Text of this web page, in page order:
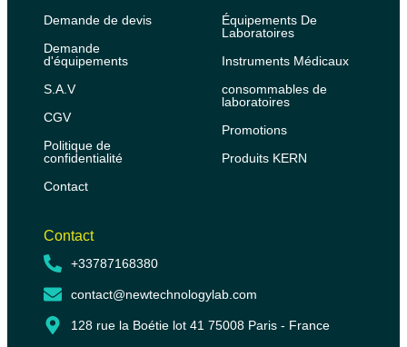
Demande de devis
Demande
d'équipements
S.A.V
CGV
Politique de
confidentialité
Contact
Équipements De
Laboratoires
Instruments Médicaux
consommables de
laboratoires
Promotions
Produits KERN
Contact
+33787168380
contact@newtechnologylab.com
128 rue la Boétie lot 41 75008 Paris - France